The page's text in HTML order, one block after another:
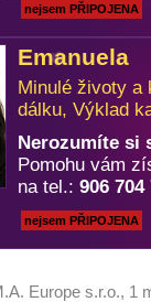
nejsem PŘIPOJENA
Emanuela
Minulé životy a
dálku, Výklad
Nerozumíte si
Pomohu vám
na tel.: 906 704
nejsem PŘIPOJENA
Europe s.r.o., 1